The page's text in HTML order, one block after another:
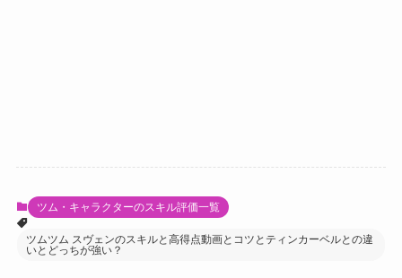
ツム・キャラクターのスキル評価一覧
ツムツム スヴェンのスキルと高得点動画とコツとティンカーベルとの違
いとどっちが強い？